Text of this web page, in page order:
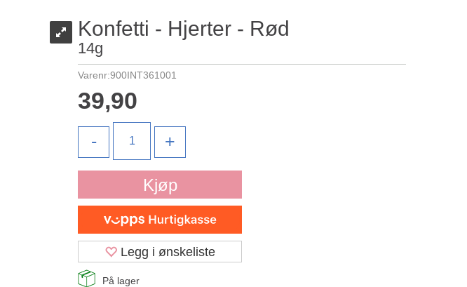
Konfetti - Hjerter - Rød
14g
Varenr:900INT361001
39,90
- +
Kjøp
Legg i ønskeliste
På lager